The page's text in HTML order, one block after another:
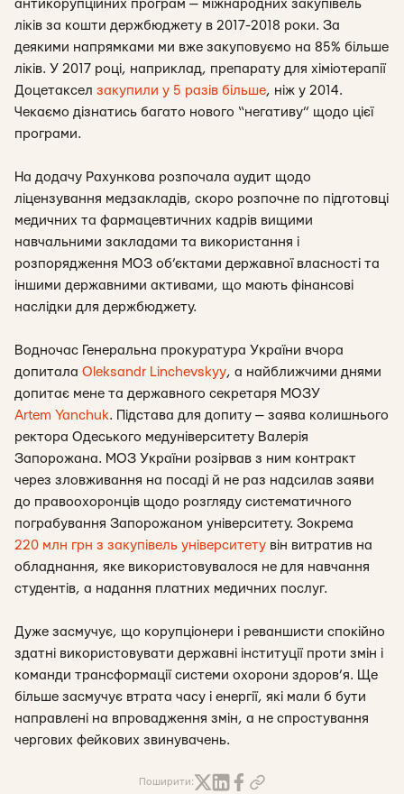
антикорупційних програм — міжнародних закупівель
ліків за кошти держбюджету в 2017-2018 роки. За
деякими напрямками ми вже закуповуємо на 85% більше
ліків. У 2017 році, наприклад, препарату для хіміотерапії
Доцетаксел закупили у 5 разів більше, ніж у 2014.
Чекаємо дізнатись багато нового “негативу” щодо цієї
програми.
На додачу Рахункова розпочала аудит щодо
ліцензування медзакладів, скоро розпочне по підготовці
медичних та фармацевтичних кадрів вищими
навчальними закладами та використання і
розпорядження МОЗ об’єктами державної власності та
іншими державними активами, що мають фінансові
наслідки для держбюджету.
Водночас Генеральна прокуратура України вчора
допитала Oleksandr Linchevskyy, а найближчими днями
допитає мене та державного секретаря МОЗУ
Artem Yanchuk. Підстава для допиту — заява колишнього
ректора Одеського медуніверситету Валерія
Запорожана. МОЗ України розірвав з ним контракт
через зловживання на посаді й не раз надсилав заяви
до правоохоронців щодо розгляду систематичного
пограбування Запорожаном університету. Зокрема
220 млн грн з закупівель університету він витратив на
обладнання, яке використовувалося не для навчання
студентів, а надання платних медичних послуг.
Дуже засмучує, що корупціонери і реваншисти спокійно
здатні використовувати державні інституції проти змін і
команди трансформації системи охорони здоров’я. Ще
більше засмучує втрата часу і енергії, які мали б бути
направлені на впровадження змін, а не спростування
чергових фейкових звинувачень.
Поширити: